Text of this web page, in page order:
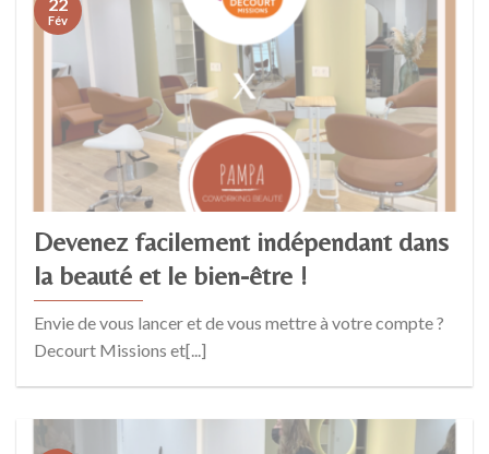
Devenez facilement indépendant dans
la beauté et le bien-être !
Envie de vous lancer et de vous mettre à votre compte ?
Decourt Missions et[...]
Fév